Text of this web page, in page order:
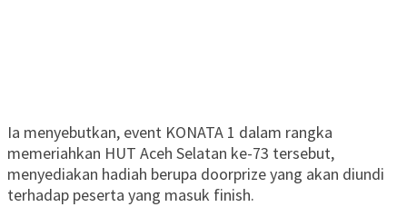
Ia menyebutkan, event KONATA 1 dalam rangka
memeriahkan HUT Aceh Selatan ke-73 tersebut,
menyediakan hadiah berupa doorprize yang akan diundi
terhadap peserta yang masuk finish.